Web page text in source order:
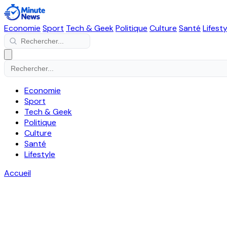
Economie Sport Tech & GeekPolitique Culture Santé
Economie
Sport
Tech & Geek
Politique
Culture
Santé
Lifestyle
Accueil